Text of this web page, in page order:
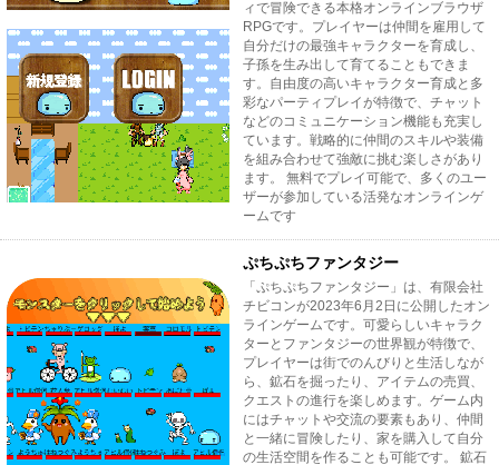
ィで冒険できる本格オンラインブラウザ
RPGです。プレイヤーは仲間を雇用して
自分だけの最強キャラクターを育成し、
子孫を生み出して育てることもできま
す。自由度の高いキャラクター育成と多
彩なパーティプレイが特徴で、チャット
などのコミュニケーション機能も充実し
ています。戦略的に仲間のスキルや装備
を組み合わせて強敵に挑む楽しさがあり
ます。 無料でプレイ可能で、多くのユー
ザーが参加している活発なオンラインゲ
ームです
ぷちぷちファンタジー
「ぷちぷちファンタジー」は、有限会社
チビコンが2023年6月2日に公開したオン
ラインゲームです。可愛らしいキャラク
ターとファンタジーの世界観が特徴で、
プレイヤーは街でのんびりと生活しなが
ら、鉱石を掘ったり、アイテムの売買、
クエストの進行を楽しめます。ゲーム内
にはチャットや交流の要素もあり、仲間
と一緒に冒険したり、家を購入して自分
の生活空間を作ることも可能です。 鉱石